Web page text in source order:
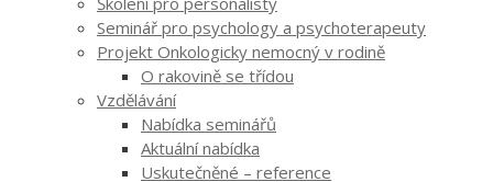
Seminář pro psychology a psychoterapeuty
Projekt Onkologicky nemocný v rodině
O rakovině se třídou
Vzdělávání
Nabídka seminářů
Aktuální nabídka
Uskutečněné – reference